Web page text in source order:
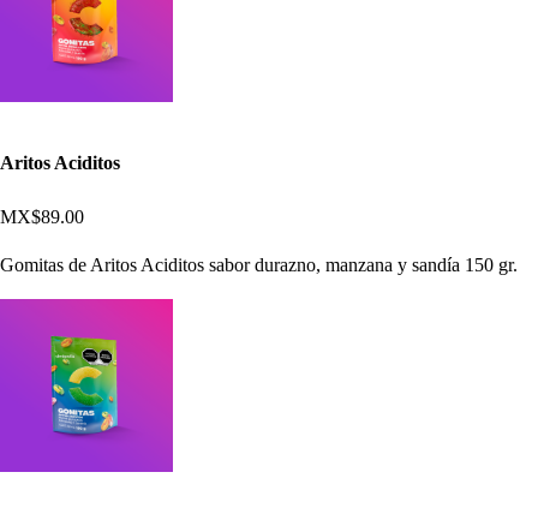
Aritos Aciditos
MX$89.00
Gomitas de Aritos Aciditos sabor durazno, manzana y sandía 150 gr.